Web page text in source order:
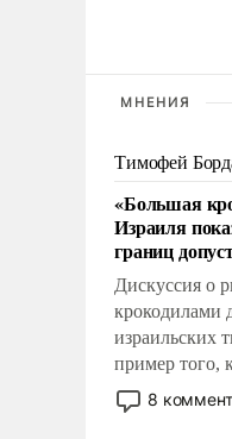
МНЕНИЯ
Тимофей
«Большая
Израиля
границ
Дискуссия о
крокодилами
израильских
пример того,
двигаемся по
8